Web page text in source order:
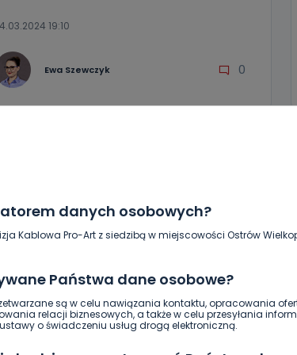
danych osobowych?
Kablowa Pro-Art z siedzibą w miejscowości Ostrów
Państwa dane osobowe?
są w celu nawiązania kontaktu, opracowania
relacji biznesowych, a także w celu przesyłania
o świadczeniu usług drogą elektroniczną.
19:10
Ewa Szewczyk 0
WIADOMOŚCI